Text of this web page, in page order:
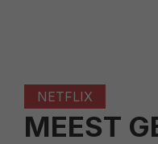
NETFLIX
MEEST